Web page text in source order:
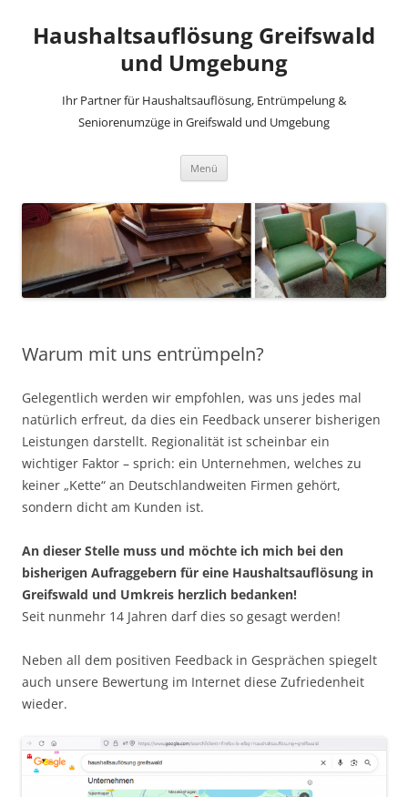
Haushaltsauflösung Greifswald
und Umgebung
Ihr Partner für Haushaltsauflösung, Entrümpelung &
Seniorenumzüge in Greifswald und Umgebung
Menü
Warum mit uns entrümpeln?
Gelegentlich werden wir empfohlen, was uns jedes mal
natürlich erfreut, da dies ein Feedback unserer bisherigen
Leistungen darstellt. Regionalität ist scheinbar ein
wichtiger Faktor – sprich: ein Unternehmen, welches zu
keiner „Kette“ an Deutschlandweiten Firmen gehört,
sondern dicht am Kunden ist.
An dieser Stelle muss und möchte ich mich bei den
bisherigen Aufraggebern für eine Haushaltsauflösung in
Greifswald und Umkreis herzlich bedanken!
Seit nunmehr 14 Jahren darf dies so gesagt werden!
Neben all dem positiven Feedback in Gesprächen spiegelt
auch unsere Bewertung im Internet diese Zufriedenheit
wieder.